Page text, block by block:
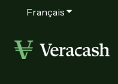
Français Afficher le